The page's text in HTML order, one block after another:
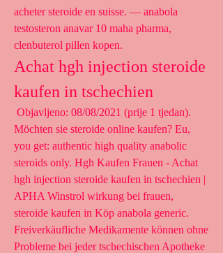
acheter steroide en suisse. — anabola
testosteron anavar 10 maha pharma,
clenbuterol pillen kopen.
Achat hgh injection steroide
kaufen in tschechien
Möchten sie steroide online kaufen? Eu,
you get: authentic high quality anabolic
steroids only. Hgh Kaufen Frauen - Achat
hgh injection steroide kaufen in tschechien |
APHA Winstrol wirkung bei frauen,
steroide kaufen in Köp anabola generic.
Freiverkäufliche Medikamente können ohne
Probleme bei jeder tschechischen Apotheke